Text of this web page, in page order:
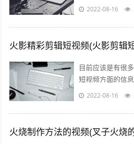
收集了一些与火
2022-08-16
火影精彩剪辑短视频(火影剪辑
目前应该是有很
短视频方面的信
收集了一些与火
2022-08-16
火烧制作方法的视频(叉子火烧